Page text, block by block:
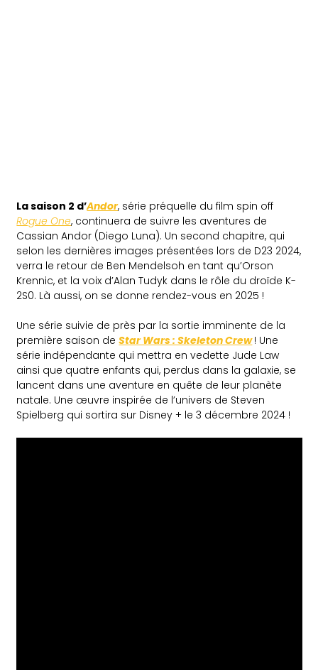
La saison 2 d’Andor, série préquelle du film spin off
Rogue One, continuera de suivre les aventures de
Cassian Andor (Diego Luna). Un second chapitre, qui
selon les dernières images présentées lors de D23 2024,
verra le retour de Ben Mendelsoh en tant qu’Orson
Krennic, et la voix d’Alan Tudyk dans le rôle du droïde K-
2S0. Là aussi, on se donne rendez-vous en 2025 !
Une série suivie de près par la sortie imminente de la
première saison deStar Wars : Skeleton Crew! Une
série indépendante qui mettra en vedette Jude Law
ainsi que quatre enfants qui, perdus dans la galaxie, se
lancent dans une aventure en quête de leur planète
natale. Une œuvre inspirée de l’univers de Steven
Spielberg qui sortira sur Disney + le 3 décembre 2024 !